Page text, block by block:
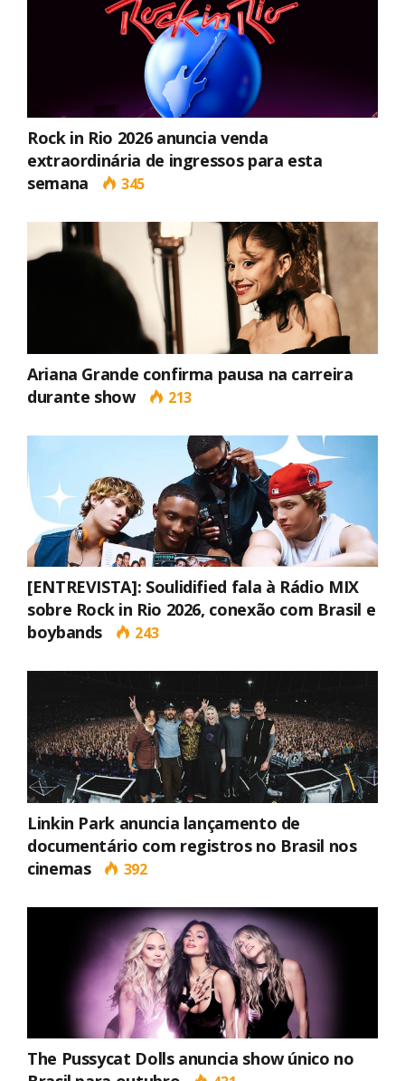
Rock in Rio 2026 anuncia venda
extraordinária de ingressos para esta
semana
345
Ariana Grande confirma pausa na carreira
durante show
213
[ENTREVISTA]: Soulidified fala à Rádio MIX
sobre Rock in Rio 2026, conexão com Brasil e
boybands
243
Linkin Park anuncia lançamento de
documentário com registros no Brasil nos
cinemas
392
The Pussycat Dolls anuncia show único no